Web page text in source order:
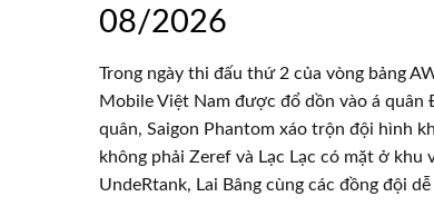
08/2026
Trong ngày thi đấu thứ 2 của vòng bảng
Mobile Việt Nam được đổ dồn vào á quân
quân, Saigon Phantom xáo trộn đội hình
không phải Zeref và Lạc Lạc có mặt ở
UndeRtank, Lai Bâng cùng các đồng đội